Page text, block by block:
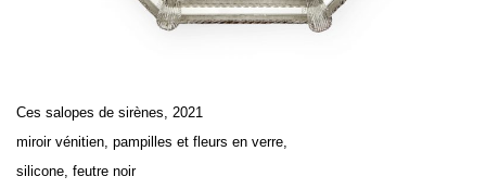
Ces salopes de sirènes, 2021
miroir vénitien, pampilles et fleurs en verre,
silicone, feutre noir